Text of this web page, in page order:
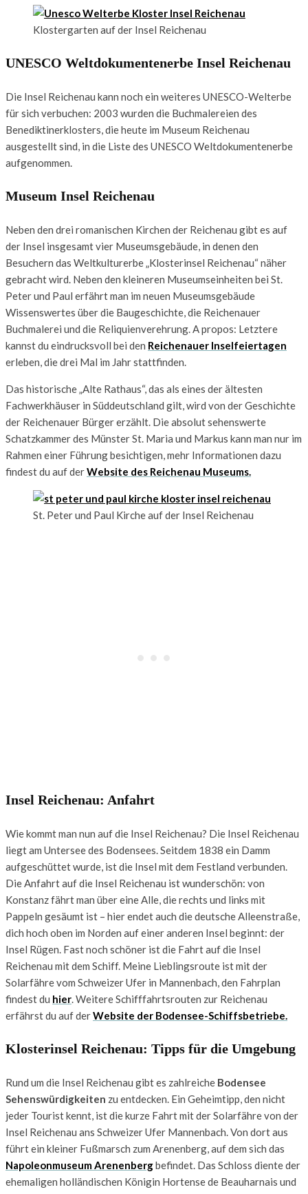
Klostergarten auf der Insel Reichenau
UNESCO Weltdokumentenerbe Insel Reichenau
Die Insel Reichenau kann noch ein weiteres UNESCO-Welterbe
für sich verbuchen: 2003 wurden die Buchmalereien des
Benediktinerklosters, die heute im Museum Reichenau
ausgestellt sind, in die Liste des UNESCO Weltdokumentenerbe
aufgenommen.
Museum Insel Reichenau
Neben den drei romanischen Kirchen der Reichenau gibt es auf
der Insel insgesamt vier Museumsgebäude, in denen den
Besuchern das Weltkulturerbe „Klosterinsel Reichenau“ näher
gebracht wird. Neben den kleineren Museumseinheiten bei St.
Peter und Paul erfährt man im neuen Museumsgebäude
Wissenswertes über die Baugeschichte, die Reichenauer
Buchmalerei und die Reliquienverehrung. A propos: Letztere
kannst du eindrucksvoll bei den Reichenauer Inselfeiertagen
erleben, die drei Mal im Jahr stattfinden.
Das historische „Alte Rathaus“, das als eines der ältesten
Fachwerkhäuser in Süddeutschland gilt, wird von der Geschichte
der Reichenauer Bürger erzählt. Die absolut sehenswerte
Schatzkammer des Münster St. Maria und Markus kann man nur im
Rahmen einer Führung besichtigen, mehr Informationen dazu
findest du auf derWebsite des Reichenau Museums.
St. Peter und Paul Kirche auf der Insel Reichenau
Insel Reichenau: Anfahrt
Wie kommt man nun auf die Insel Reichenau? Die Insel Reichenau
liegt am Untersee des Bodensees. Seitdem 1838 ein Damm
aufgeschüttet wurde, ist die Insel mit dem Festland verbunden.
Die Anfahrt auf die Insel Reichenau ist wunderschön: von
Konstanz fährt man über eine Alle, die rechts und links mit
Pappeln gesäumt ist – hier endet auch die deutsche Alleenstraße,
dich hoch oben im Norden auf einer anderen Insel beginnt: der
Insel Rügen. Fast noch schöner ist die Fahrt auf die Insel
Reichenau mit dem Schiff. Meine Lieblingsroute ist mit der
Solarfähre vom Schweizer Ufer in Mannenbach, den Fahrplan
findest du hier. Weitere Schifffahrtsrouten zur Reichenau
erfährst du auf derWebsite der Bodensee-Schiffsbetriebe.
Klosterinsel Reichenau: Tipps für die Umgebung
Rund um die Insel Reichenau gibt es zahlreiche Bodensee
Sehenswürdigkeiten zu entdecken. Ein Geheimtipp, den nicht
jeder Tourist kennt, ist die kurze Fahrt mit der Solarfähre von der
Insel Reichenau ans Schweizer Ufer Mannenbach. Von dort aus
führt ein kleiner Fußmarsch zum Arenenberg, auf dem sich das
Napoleonmuseum Arenenbergbefindet. Das Schloss diente der
ehemaligen holländischen Königin Hortense de Beauharnais und